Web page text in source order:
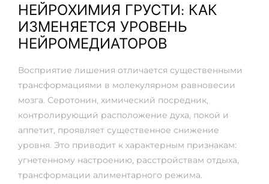
НЕЙРОХИМИЯ ГРУСТИ: КАК
ИЗМЕНЯЕТСЯ УРОВЕНЬ
НЕЙРОМЕДИАТОРОВ
Восприятие лишения отличается существенными
трансформациями в молекулярном равновесии
мозга. Серотонин, химический посредник,
контролирующий расположение духа, покой и
аппетит, проявляет существенное снижение
уровня. Это приводит к характерным признакам:
угнетенному настроению, расстройствам отдыха,
трансформации алиментарного режима.